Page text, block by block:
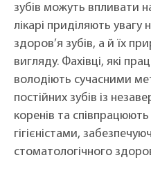
зубів можуть впливати
лікарі приділяють
здоров’я зубів, а й їх
вигляду. Фахівці, які
володіють сучасними
постійних зубів із
коренів та
гігієністами,
стоматологічного